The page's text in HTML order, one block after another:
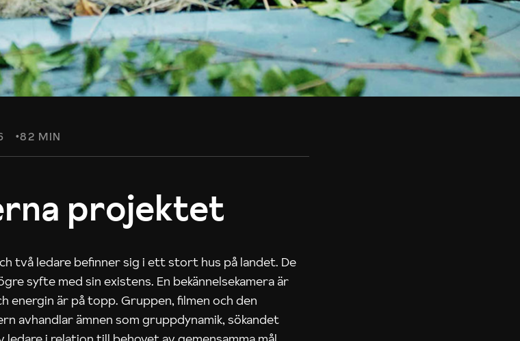
82 MIN
projektet
två ledare befinner sig i ett stort hus på landet. De
syfte med sin existens. En bekännelsekamera är
energin är på topp. Gruppen, filmen och den
avhandlar ämnen som gruppdynamik, sökandet